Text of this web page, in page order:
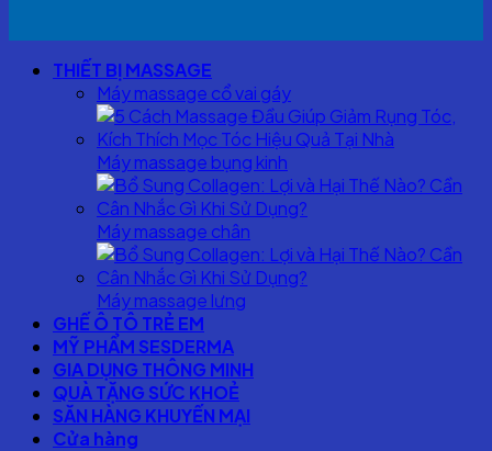
THIẾT BỊ MASSAGE
Máy massage cổ vai gáy
Máy massage bụng kinh
Máy massage chân
Máy massage lưng
GHẾ Ô TÔ TRẺ EM
MỸ PHẨM SESDERMA
GIA DỤNG THÔNG MINH
QUÀ TẶNG SỨC KHOẺ
SĂN HÀNG KHUYẾN MẠI
Cửa hàng